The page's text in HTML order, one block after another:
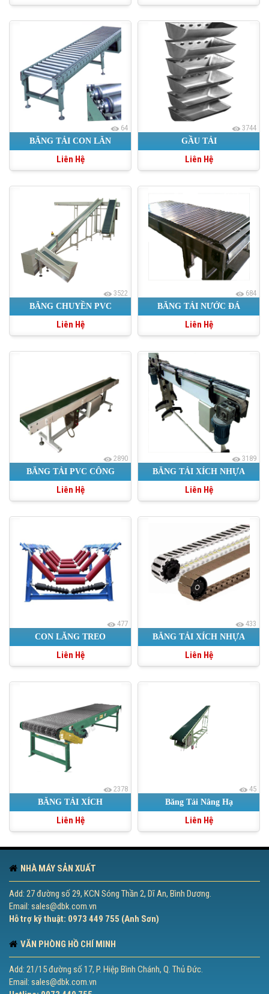
64
BĂNG TẢI CON LĂN
Liên Hệ
3744
GẦU TẢI
Liên Hệ
3522
BĂNG CHUYỀN PVC
Liên Hệ
684
BĂNG TẢI NƯỚC ĐÁ
Liên Hệ
2890
BĂNG TẢI PVC CÔNG
NGHIỆP
Liên Hệ
3189
BĂNG TẢI XÍCH NHỰA
TRONG NGÀNH NƯỚC
Liên Hệ
477
CON LĂNG TREO
Liên Hệ
433
BĂNG TẢI XÍCH NHỰA
Liên Hệ
2378
BĂNG TẢI XÍCH
Liên Hệ
45
Băng Tải Nâng Hạ
Liên Hệ
NHÀ MÁY SẢN XUẤT
Add: 27 đường số 29, KCN Sóng Thần 2, Dĩ An, Bình Dương.
Email: sales@dbk.com.vn
Hỗ trợ kỹ thuật: 0973 449 755 (Anh Sơn)
VĂN PHÒNG HỒ CHÍ MINH
Add: 21/15 đường số 17, P. Hiệp Bình Chánh, Q. Thủ Đức.
Email: sales@dbk.com.vn